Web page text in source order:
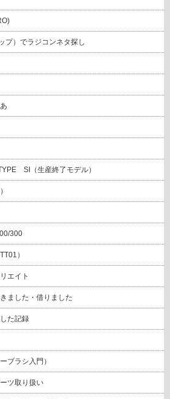
プ）でラジコンネタ探し
SI（生産終了モデル）
300
）
エイト
ました・借りました
た記録
ブラシ入門）
ツ取り扱い